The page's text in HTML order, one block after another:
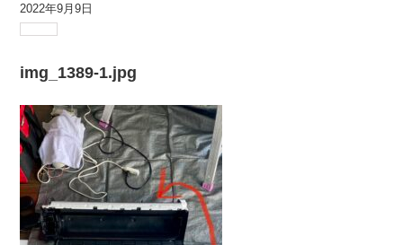
2022年9月9日
img_1389-1.jpg